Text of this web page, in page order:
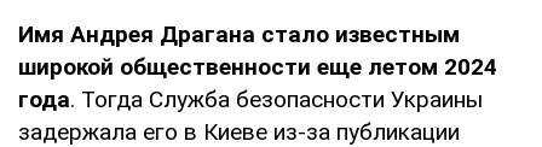
Имя Андрея Драгана стало известным
широкой общественности еще летом 2024
года. Тогда Служба безопасности Украины
задержала его в Киеве из-за публикации